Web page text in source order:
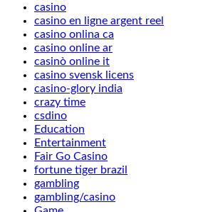
casino
casino en ligne argent reel
casino onlina ca
casino online ar
casinò online it
casino svensk licens
casino-glory india
crazy time
csdino
Education
Entertainment
Fair Go Casino
fortune tiger brazil
gambling
gambling/casino